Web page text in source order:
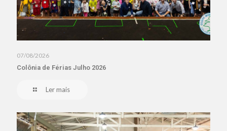
07/08/2026
Colônia de Férias Julho 2026
Ler mais